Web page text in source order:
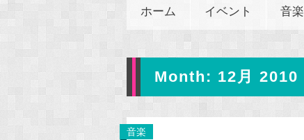
ホーム イベント 音楽
Month: 12月 2010
音楽